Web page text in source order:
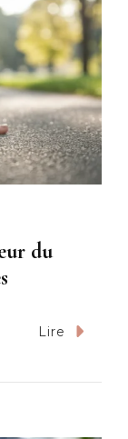
du
Lire